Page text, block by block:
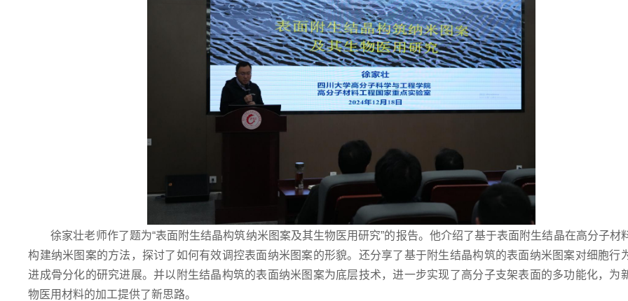
徐家壮老师作了题为“表面附生结晶构筑纳米图案及其生物医用研究”的报告。他介绍了基于表面附生结晶在高分子材
构建纳米图案的方法，探讨了如何有效调控表面纳米图案的形貌。还分享了基于附生结晶构筑的表面纳米图案对细胞行
进成骨分化的研究进展。并以附生结晶构筑的表面纳米图案为底层技术，进一步实现了高分子支架表面的多功能化，为
物医用材料的加工提供了新思路。